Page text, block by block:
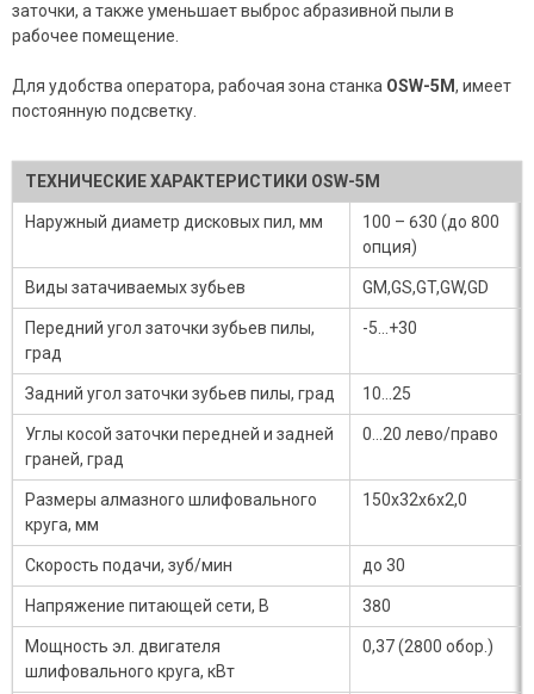
заточки, а также уменьшает выброс абразивной пыли в
рабочее помещение.
Для удобства оператора, рабочая зона станка OSW-5M, имеет
постоянную подсветку.
ТЕХНИЧЕСКИЕ ХАРАКТЕРИСТИКИ OSW-5М
Наружный диаметр дисковых пил, мм
100 – 630 (до 800
опция)
Виды затачиваемых зубьев GM,GS,GT,GW,GD
Передний угол заточки зубьев пилы,
град
-5...+30
Задний угол заточки зубьев пилы, град 10...25
Углы косой заточки передней и задней
граней, град
0...20 лево/право
Размеры алмазного шлифовального
круга, мм
150х32х6х2,0
Скорость подачи, зуб/мин до 30
Напряжение питающей сети, В 380
Мощность эл. двигателя
шлифовального круга, кВт
0,37 (2800 обор.)